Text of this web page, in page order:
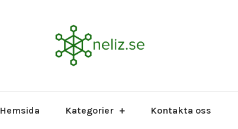
Hemsida Kategorier Kontakta oss